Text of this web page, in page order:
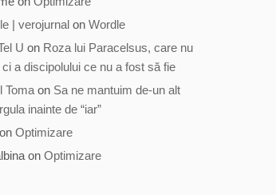
| verojurnal on Wordle
U on Roza lui Paracelsus, care nu
a discipolului ce nu a fost să fie
Toma on Sa ne mantuim de-un alt
inainte de “iar”
on Optimizare
on Optimizare